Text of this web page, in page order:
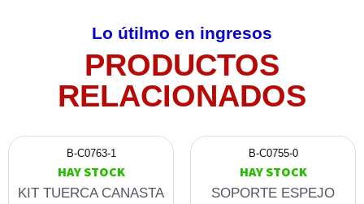
Lo útilmo en ingresos
PRODUCTOS
RELACIONADOS
B-C0763-1
HAY STOCK
KIT TUERCA CANASTA
B-C0755-0
HAY STOCK
SOPORTE ESPEJO